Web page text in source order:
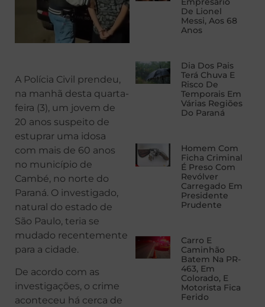
A Polícia Civil prendeu,
na manhã desta quarta-
feira (3), um jovem de
20 anos suspeito de
estuprar uma idosa
com mais de 60 anos
no município de
Cambé, no norte do
Paraná. O investigado,
natural do estado de
São Paulo, teria se
mudado recentemente
para a cidade.
De acordo com as
investigações, o crime
aconteceu há cerca de
De Lionel
Messi, Aos 68
Anos
Dia Dos Pais
Terá Chuva E
Risco De
Temporais Em
Várias Regiões
Do Paraná
Homem Com
Ficha Criminal
É Preso Com
Revólver
Carregado Em
Presidente
Prudente
Carro E
Caminhão
Batem Na PR-
463, Em
Colorado, E
Motorista Fica
Ferido